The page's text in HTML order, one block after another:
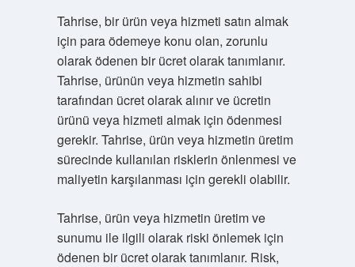
Tahrise, bir ürün veya hizmeti satın almak
için para ödemeye konu olan, zorunlu
olarak ödenen bir ücret olarak tanımlanır.
Tahrise, ürünün veya hizmetin sahibi
tarafından ücret olarak alınır ve ücretin
ürünü veya hizmeti almak için ödenmesi
gerekir. Tahrise, ürün veya hizmetin üretim
sürecinde kullanılan risklerin önlenmesi ve
maliyetin karşılanması için gerekli olabilir.
Tahrise, ürün veya hizmetin üretim ve
sunumu ile ilgili olarak riski önlemek için
ödenen bir ücret olarak tanımlanır. Risk,